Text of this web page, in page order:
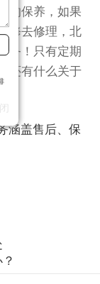
的保养，如果
修去修理，北
务！只有定期
还有什么关于